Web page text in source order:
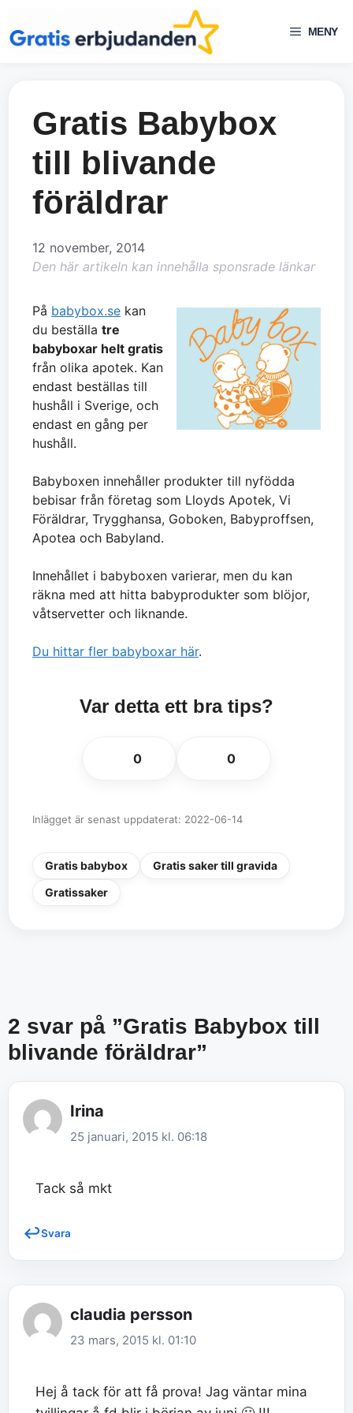
till
innehåll
MENY
Gratis Babybox
till blivande
föräldrar
12 november, 2014
Den här artikeln kan innehålla sponsrade länkar
På babybox.se kan
du beställa tre
babyboxar helt gratis
från olika apotek. Kan
endast beställas till
hushåll i Sverige, och
endast en gång per
hushåll.
Babyboxen innehåller produkter till nyfödda
bebisar från företag som Lloyds Apotek, Vi
Föräldrar, Trygghansa, Goboken, Babyproffsen,
Apotea och Babyland.
Innehållet i babyboxen varierar, men du kan
räkna med att hitta babyprodukter som blöjor,
våtservetter och liknande.
Du hittar fler babyboxar här.
Var detta ett bra tips?
0 0
Inlägget är senast uppdaterat: 2022-06-14
Gratis babybox
Gratis saker till gravida
Gratissaker
2 svar på ”Gratis Babybox till
blivande föräldrar”
Irina
25 januari, 2015 kl. 06:18
Tack så mkt
Svara
claudia persson
23 mars, 2015 kl. 01:10
Hej å tack för att få prova! Jag väntar mina